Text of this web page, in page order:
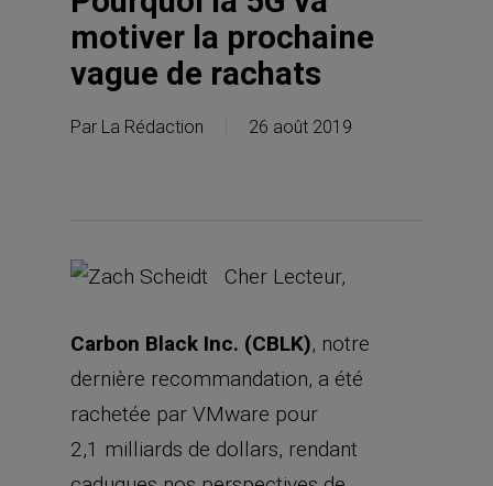
motiver la prochaine
vague de rachats
Par La Rédaction 26 août 2019
Cher Lecteur,
Carbon Black Inc. (CBLK), notre
dernière recommandation, a été
rachetée par VMware pour
2,1 milliards de dollars, rendant